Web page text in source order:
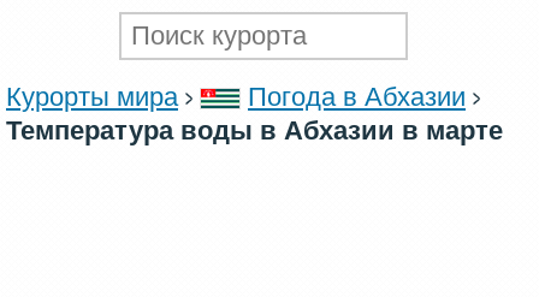
Курорты мира
Погода в Абхазии
Температура воды в Абхазии в марте